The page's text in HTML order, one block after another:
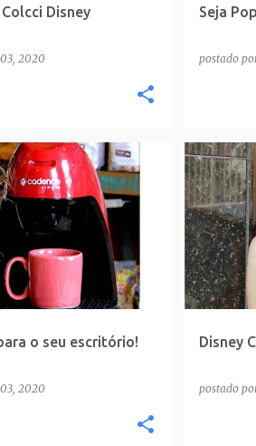
Disney
2020
Seja
postado
o seu escritório!
2020
Disney
postado